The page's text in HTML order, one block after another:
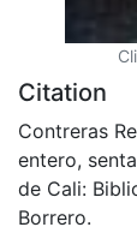
Citation
Contreras
entero,
de Cali:
Borrero.